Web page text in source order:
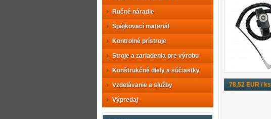
78,52 EUR / ks
Ručné náradie
Spájkovací materiál
Kontrolné prístroje
Stroje a zariadenia pre výrobu
Konštrukčné diely a súčiastky
Vzdelávanie a služby
Výpredaj